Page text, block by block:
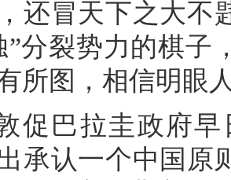
还冒天下之大不
”分裂势力的棋子
所图，相信明眼
促巴拉圭政府
承认一个中国原